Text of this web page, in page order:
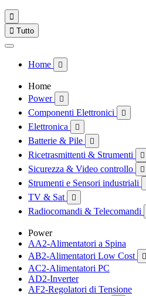

 Tutto
Home 
Home
Power

Componenti Elettronici 
Elettronica 
Batterie & Pile 
Ricetrasmittenti & Strumenti 
Sicurezza & Video controllo 
Strumenti e Sensori industriali
TV & Sat 
Radiocomandi & Telecomandi
Power
AA2-Alimentatori a Spina
AB2-Alimentatori Low Cost

AC2-Alimentatori PC
AD2-Inverter
AF2-Regolatori di Tensione